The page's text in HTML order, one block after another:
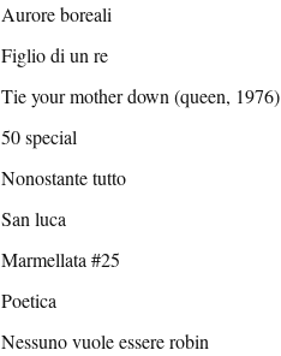
Aurore boreali
Figlio di un re
Tie your mother down (queen, 1976)
50 special
Nonostante tutto
San luca
Marmellata #25
Poetica
Nessuno vuole essere robin